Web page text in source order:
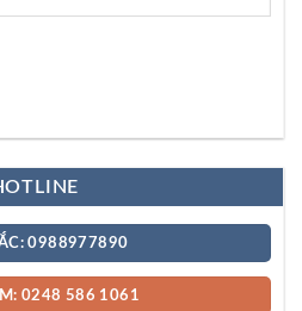
0988977890
0248 586 1061